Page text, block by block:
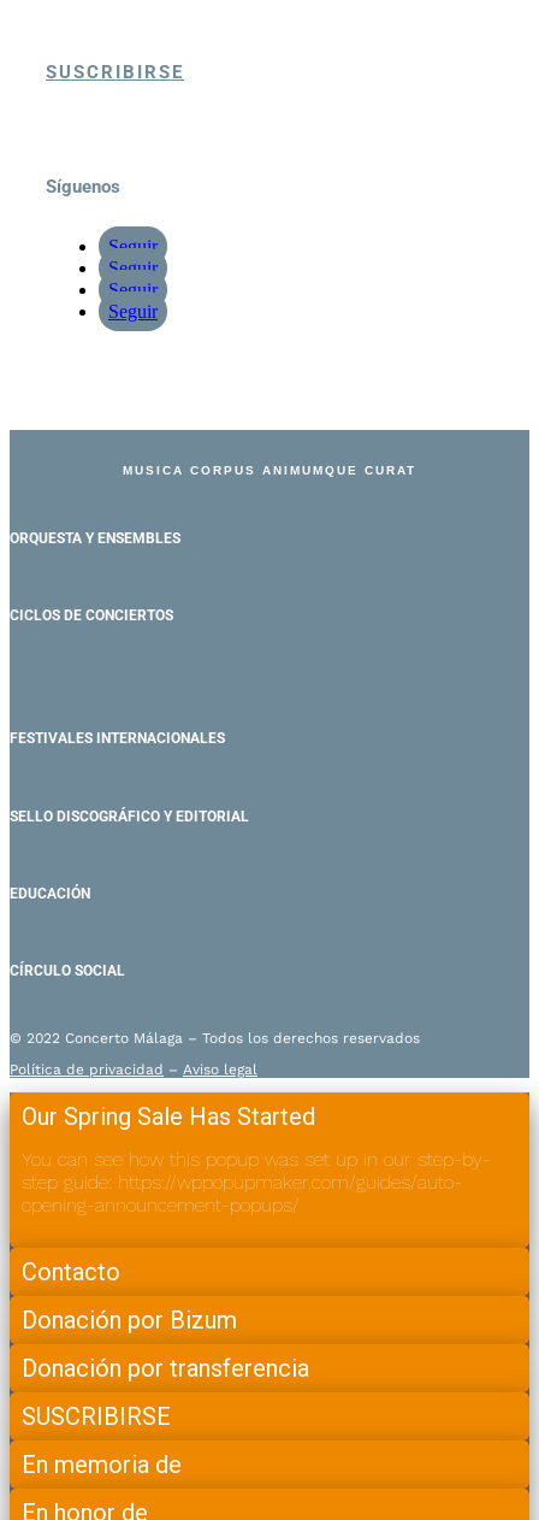
SUSCRIBIRSE
Síguenos
Seguir
Seguir
Seguir
Seguir
MUSICA CORPUS ANIMUMQUE CURAT
ORQUESTA Y ENSEMBLES
CICLOS DE CONCIERTOS
FESTIVALES INTERNACIONALES
SELLO DISCOGRÁFICO Y EDITORIAL
EDUCACIÓN
CÍRCULO SOCIAL
© 2022 Concerto Málaga – Todos los derechos reservados
Política de privacidad – Aviso legal
Our Spring Sale Has Started
You can see how this popup was set up in our step-by-
step guide: https://wppopupmaker.com/guides/auto-
opening-announcement-popups/
Contacto
Donación por Bizum
Donación por transferencia
SUSCRIBIRSE
En memoria de
En honor de